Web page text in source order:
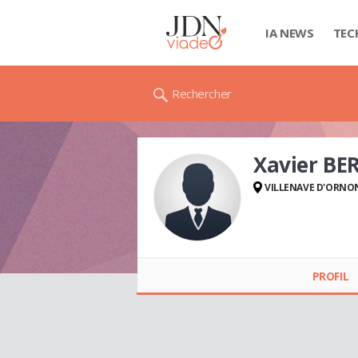
IA NEWS
Rechercher
Xavier
VILLENAVE
PROFIL